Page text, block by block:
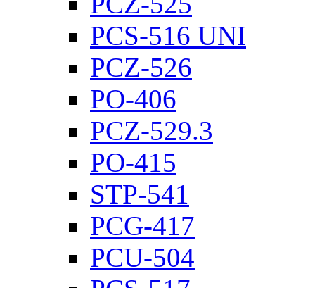
PCS-516 UNI
PCZ-526
PO-406
PCZ-529.3
PO-415
STP-541
PCG-417
PCU-504